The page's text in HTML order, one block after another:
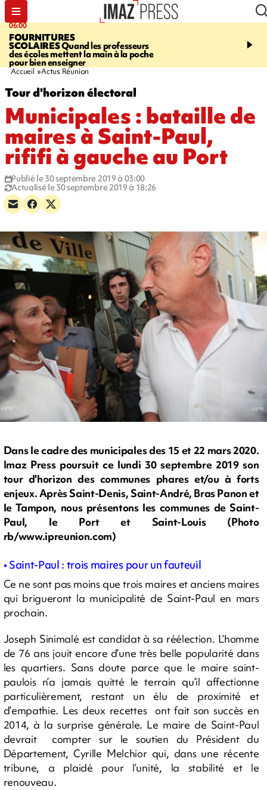
06:00
FOURNITURES
SCOLAIRESQuand les professeurs
des écoles mettent la main à la poche
pour bien enseigner
08:37
La flamme
Accueil Actus Réunion
Tour d'horizon électoral
Municipales : bataille de
maires à Saint-Paul,
rififi à gauche au Port
Publié le 30 septembre 2019 à 03:00
Actualisé le 30 septembre 2019 à 18:26
Dans le cadre des municipales des 15 et 22 mars 2020.
Imaz Press poursuit ce lundi 30 septembre 2019 son
tour d'horizon des communes phares et/ou à forts
enjeux. Après Saint-Denis, Saint-André, Bras Panon et
le Tampon, nous présentons les communes de Saint-
Paul, le Port et Saint-Louis (Photo
rb/www.ipreunion.com)
• Saint-Paul : trois maires pour un fauteuil
Ce ne sont pas moins que trois maires et anciens maires
qui brigueront la municipalité de Saint-Paul en mars
prochain.
Joseph Sinimalé est candidat à sa réélection. L’homme
de 76 ans jouit encore d’une très belle popularité dans
les quartiers. Sans doute parce que le maire saint-
paulois n’a jamais quitté le terrain qu’il affectionne
particulièrement, restant un élu de proximité et
d’empathie. Les deux recettes ont fait son succès en
2014, à la surprise générale. Le maire de Saint-Paul
devrait compter sur le soutien du Président du
Département, Cyrille Melchior qui, dans une récente
tribune, a plaidé pour l’unité, la stabilité et le
renouveau.